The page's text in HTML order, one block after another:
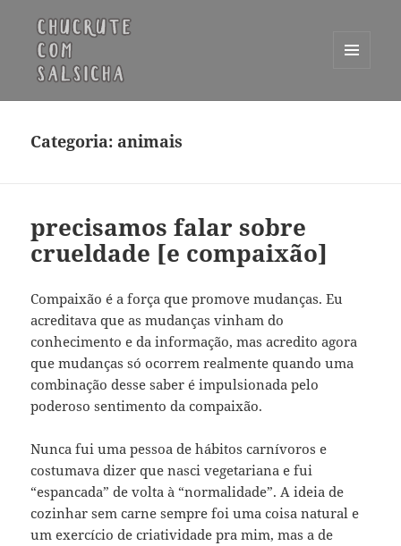
WIDGETS
Categoria: animais
precisamos falar sobre
crueldade [e compaixão]
Compaixão é a força que promove mudanças. Eu
acreditava que as mudanças vinham do
conhecimento e da informação, mas acredito agora
que mudanças só ocorrem realmente quando uma
combinação desse saber é impulsionada pelo
poderoso sentimento da compaixão.
Nunca fui uma pessoa de hábitos carnívoros e
costumava dizer que nasci vegetariana e fui
“espancada” de volta à “normalidade”. A ideia de
cozinhar sem carne sempre foi uma coisa natural e
um exercício de criatividade pra mim, mas a de